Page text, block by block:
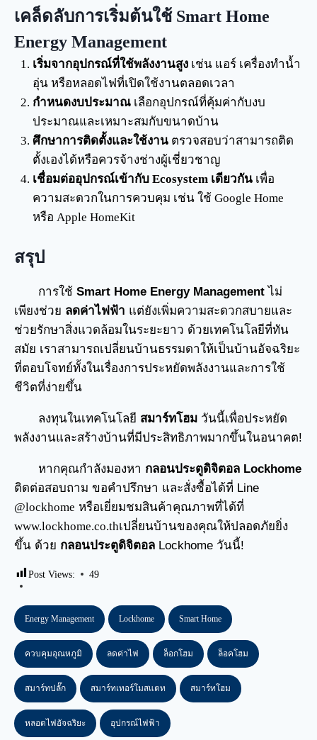
เคล็ดลับการเริ่มต้นใช้ Smart Home
Energy Management
เริ่มจากอุปกรณ์ที่ใช้พลังงานสูงเช่น แอร์ เครื่องทำน้ำ
อุ่น หรือหลอดไฟที่เปิดใช้งานตลอดเวลา
กำหนดงบประมาณเลือกอุปกรณ์ที่คุ้มค่ากับงบ
ประมาณและเหมาะสมกับขนาดบ้าน
ศึกษาการติดตั้งและใช้งานตรวจสอบว่าสามารถติด
ตั้งเองได้หรือควรจ้างช่างผู้เชี่ยวชาญ
เชื่อมต่ออุปกรณ์เข้ากับ Ecosystem เดียวกันเพื่อ
ความสะดวกในการควบคุม เช่น ใช้ Google Home
หรือ Apple HomeKit
สรุป
การใช้ Smart Home Energy Management ไม่
เพียงช่วย ลดค่าไฟฟ้า แต่ยังเพิ่มความสะดวกสบายและ
ช่วยรักษาสิ่งแวดล้อมในระยะยาว ด้วยเทคโนโลยีที่ทัน
สมัย เราสามารถเปลี่ยนบ้านธรรมดาให้เป็นบ้านอัจฉริยะ
ที่ตอบโจทย์ทั้งในเรื่องการประหยัดพลังงานและการใช้
ชีวิตที่ง่ายขึ้น
ลงทุนในเทคโนโลยี สมาร์ทโฮม วันนี้เพื่อประหยัด
พลังงานและสร้างบ้านที่มีประสิทธิภาพมากขึ้นในอนาคต!
หากคุณกำลังมองหา กลอนประตูดิจิตอล Lockhome
ติดต่อสอบถาม ขอคำปรึกษา และสั่งซื้อได้ที่ Line
@lockhome หรือเยี่ยมชมสินค้าคุณภาพที่ได้ที่
www.lockhome.co.thเปลี่ยนบ้านของคุณให้ปลอดภัยยิ่ง
ขึ้น ด้วย กลอนประตูดิจิตอล Lockhome วันนี้!
Post Views: 49
Energy Management Lockhome Smart Home
ควบคุมอุณหภูมิ ลดค่าไฟ ล็อกโฮม ล็อคโฮม
สมาร์ทปลั๊ก สมาร์ทเทอร์โมสแตท สมาร์ทโฮม
หลอดไฟอัจฉริยะ อุปกรณ์ไฟฟ้า